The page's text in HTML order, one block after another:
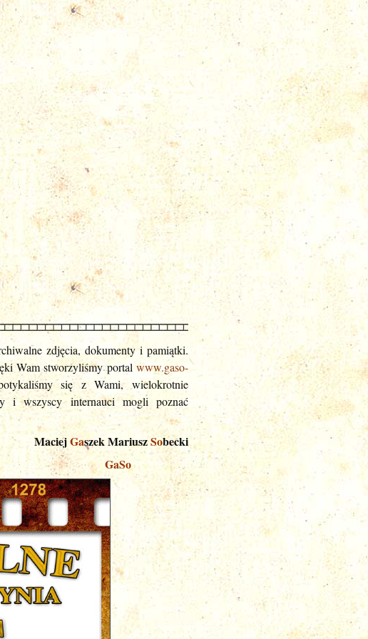
zdjęcia, dokumenty i pamiątki.
Wam stworzyliśmy portal www.gaso-
się z Wami, wielokrotnie
i wszyscy internauci mogli poznać
MaciejGaszek MariuszSobecki